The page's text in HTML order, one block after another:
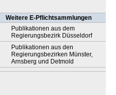
Weitere E-Pflichtsammlungen
Publikationen aus dem
Regierungsbezirk Düsseldorf
Publikationen aus den
Regierungsbezirken Münster,
Arnsberg und Detmold